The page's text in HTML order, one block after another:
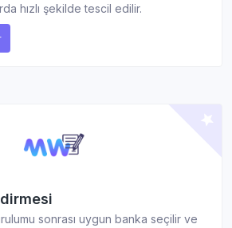
hızlı şekilde tescil edilir.
sonrası uygun banka seçilir ve